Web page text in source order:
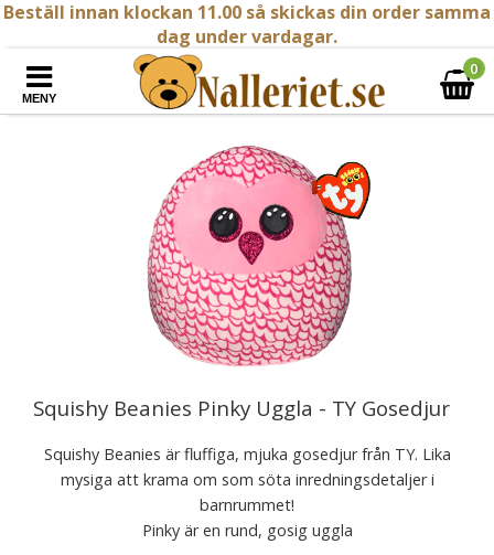
Beställ innan klockan 11.00 så skickas din order samma
dag under vardagar.
MENY
0
Squishy Beanies Pinky Uggla - TY Gosedjur
Squishy Beanies är fluffiga, mjuka gosedjur från TY. Lika
mysiga att krama om som söta inredningsdetaljer i
barnrummet!
Pinky är en rund, gosig uggla